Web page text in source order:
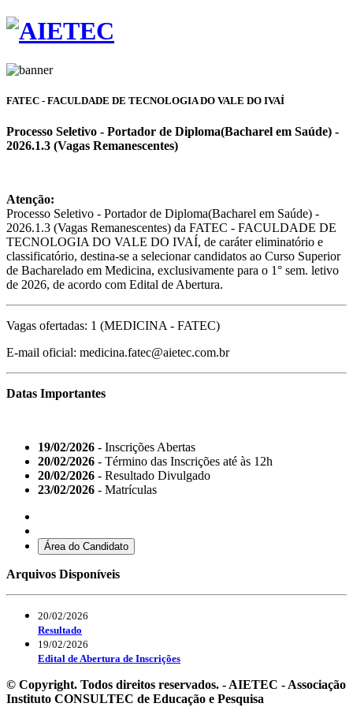
FATEC - FACULDADE DE TECNOLOGIA DO VALE DO IVAÍ
Processo Seletivo - Portador de Diploma(Bacharel em Saúde) -
2026.1.3 (Vagas Remanescentes)
Atenção:
Processo Seletivo - Portador de Diploma(Bacharel em Saúde) -
2026.1.3 (Vagas Remanescentes) da FATEC - FACULDADE DE
TECNOLOGIA DO VALE DO IVAÍ, de caráter eliminatório e
classificatório, destina-se a selecionar candidatos ao Curso Superior
de Bacharelado em Medicina, exclusivamente para o 1° sem. letivo
de 2026, de acordo com Edital de Abertura.
Vagas ofertadas: 1 (MEDICINA - FATEC)
E-mail oficial: medicina.fatec@aietec.com.br
Datas Importantes
19/02/2026 - Inscrições Abertas
20/02/2026 - Término das Inscrições até às 12h
20/02/2026 - Resultado Divulgado
23/02/2026 - Matrículas
Área do Candidato
Arquivos Disponíveis
20/02/2026
Resultado
19/02/2026
Edital de Abertura de Inscrições
© Copyright. Todos direitos reservados. - AIETEC - Associação
Instituto CONSULTEC de Educação e Pesquisa